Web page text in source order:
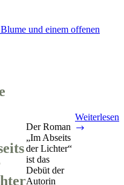
Der Roman
„Im Abseits
der Lichter“
ist das
Debüt der
Autorin
Weiterlesen